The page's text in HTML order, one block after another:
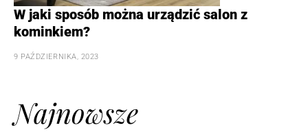
W jaki sposób można urządzić salon z
kominkiem?
9 PAŹDZIERNIKA, 2023
Najnowsze